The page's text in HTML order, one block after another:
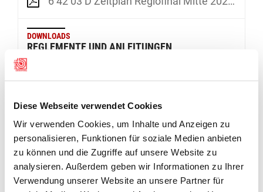
Diese Webseite verwendet Cookies
Wir verwenden Cookies, um Inhalte und Anzeigen zu
personalisieren, Funktionen für soziale Medien anbieten
zu können und die Zugriffe auf unsere Website zu
analysieren. Außerdem geben wir Informationen zu Ihrer
Verwendung unserer Website an unsere Partner für
DOWNLOADS
REGLEMENTE UND ANLEITUNGEN
Daten Regiofinal und Jugendfinal 2026
Anhang 1 Regionenkarte